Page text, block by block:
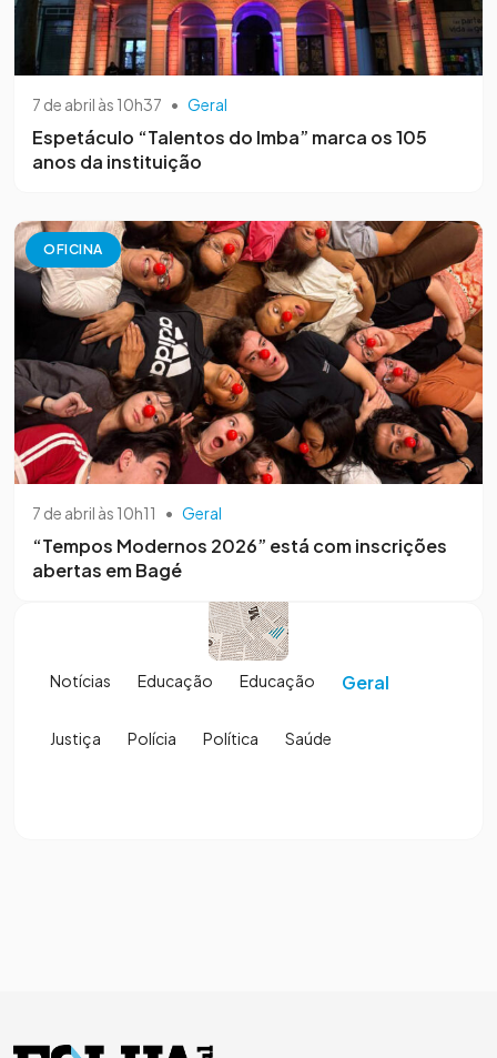
7 de abril às 10h37 • Geral
Espetáculo “Talentos do Imba” marca os 105
anos da instituição
OFICINA
7 de abril às 10h11 • Geral
“Tempos Modernos 2026” está com inscrições
abertas em Bagé
Notícias Educação Educação Geral
Justiça Polícia Política Saúde